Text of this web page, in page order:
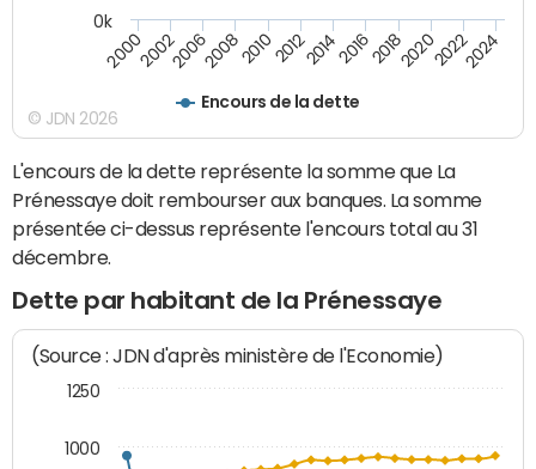
Encours de la dette
200020022006200820102012201420162018202020222024
0k
© JDN 2026
L'encours de la dette représente la somme que La
Prénessaye doit rembourser aux banques. La somme
présentée ci-dessus représente l'encours total au 31
décembre.
Dette par habitant de la Prénessaye
(Source : JDN d'après ministère de l'Economie)
1000
1250